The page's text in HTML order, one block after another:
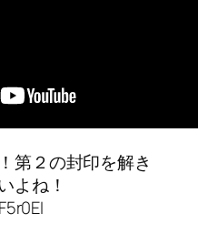
第２の封印を解き
よね！